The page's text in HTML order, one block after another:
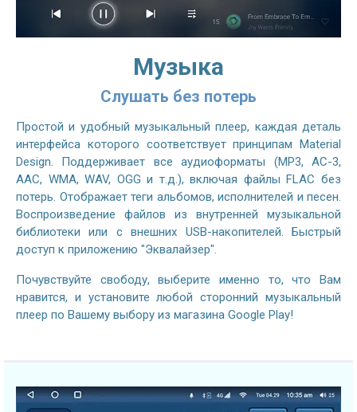
Музыка
Слушать без потерь
Простой и удобный музыкальный плеер, каждая деталь
интерфейса которого соответствует принципам Material
Design. Поддерживает все аудиоформаты (MP3, AC-3,
AAC, WMA, WAV, OGG и т.д.), включая файлы FLAC без
потерь. Отображает теги альбомов, исполнителей и песен.
Воспроизведение файлов из внутренней музыкальной
библиотеки или с внешних USB-накопителей. Быстрый
доступ к приложению "Эквалайзер".
Почувствуйте свободу, выберите именно то, что Вам
нравится, и установите любой сторонний музыкальный
плеер по Вашему выбору из магазина Google Play!